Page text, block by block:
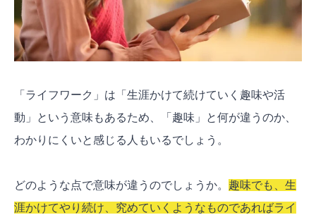
「ライフワーク」は「生涯かけて続けていく趣味や活
動」という意味もあるため、「趣味」と何が違うのか、
わかりにくいと感じる人もいるでしょう。
どのような点で意味が違うのでしょうか。 趣味でも、生
涯かけてやり続け、究めていくようなものであればライ